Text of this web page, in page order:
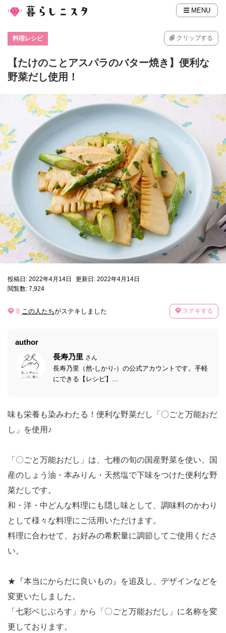
MENU
料理レシピ クリップする
【たけのことアスパラのバター焼き】便利な
野菜だし使用！
投稿日: 2022年4月14日
更新日: 2022年4月14日
閲覧数: 7,924
8 この人たちがステキしました ステキする
author
長寿乃里 さん
長寿乃里（然-しかり-）の公式アカウントです。手軽
にできる【レシピ】...
味も栄養も染みわたる！便利な野菜だし「〇ごと万能おだ
し」を使用♪
「〇ごと万能おだし」は、七種の旬の国産野菜を使い、国
産のしょう油・本みりん・天然塩で下味をつけた便利な野
菜だしです。
和・洋・中どんな料理にも隠し味として、調味料のかわり
として様々な料理にご活用いただけます。
料理に合わせて、お好みの希釈量に調節してご使用くださ
い。
★『本当にからだに良いもの』を追及し、デザインなどを
変更いたしました。
「七彩ベじぶろす」から「〇ごと万能おだし」に名称を変
更しております。